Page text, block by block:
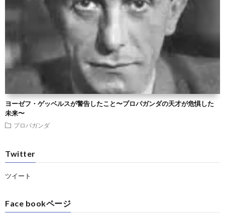
ヨーゼフ・ゲッベルスが警告したこと〜プロパガンダの天才が危惧した
未来〜
プロパガンダ
Twitter
ツイート
Face bookページ